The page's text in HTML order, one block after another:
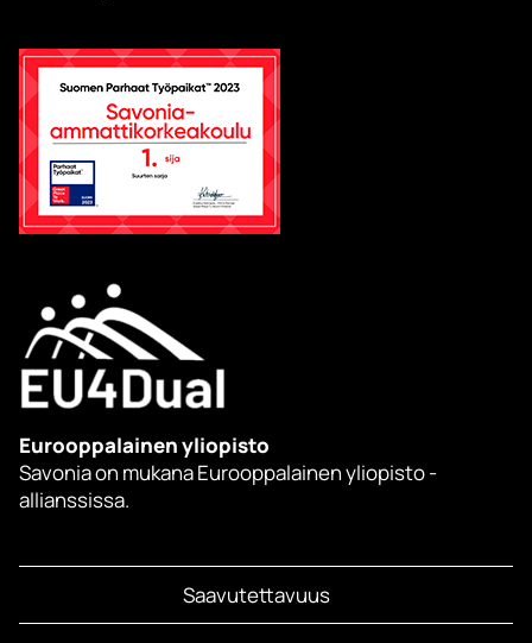
Eurooppalainen yliopisto
Savonia on mukana Eurooppalainen yliopisto -
allianssissa.
Saavutettavuus